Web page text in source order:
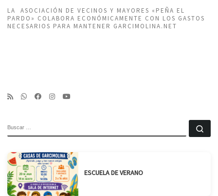
LA ASOCIACIÓN DE VECINOS Y MAYORES «PEÑA EL
PARDO» COLABORA ECONÓMICAMENTE CON LOS GASTOS
NECESARIOS PARA MANTENER GARCIMOLINA.NET
ESCUELA DE VERANO